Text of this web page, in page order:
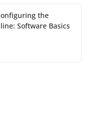
the
Software Basics